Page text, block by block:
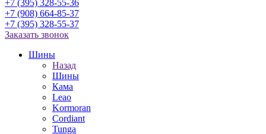
+7 (395) 328-55-36
+7 (908) 664-85-37
+7 (395) 328-55-37
Заказать звонок
Шины
Назад
Шины
Кама
Leao
Kormoran
Cordiant
Tunga